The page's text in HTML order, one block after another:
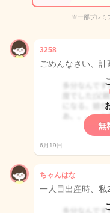
※一部プレミ
3258
ごめんなさい、計
無
6月19日
ちゃんはな
一人目出産時、私